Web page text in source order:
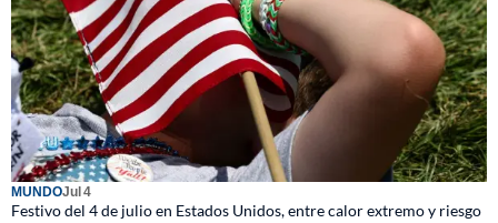
MUNDOJul 4
Festivo del 4 de julio en Estados Unidos, entre calor extremo y riesgo